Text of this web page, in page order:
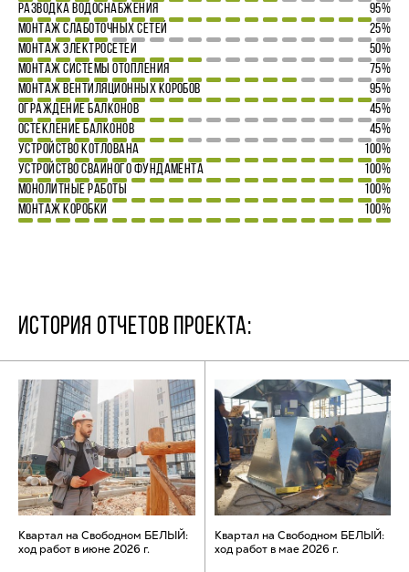
РАЗВОДКА ВОДОСНАБЖЕНИЯ
95%
МОНТАЖ СЛАБОТОЧНЫХ СЕТЕЙ
25%
МОНТАЖ ЭЛЕКТРОСЕТЕЙ
50%
МОНТАЖ СИСТЕМЫ ОТОПЛЕНИЯ
75%
МОНТАЖ ВЕНТИЛЯЦИОННЫХ КОРОБОВ
95%
ОГРАЖДЕНИЕ БАЛКОНОВ
45%
ОСТЕКЛЕНИЕ БАЛКОНОВ
45%
УСТРОЙСТВО КОТЛОВАНА
100%
УСТРОЙСТВО СВАЙНОГО ФУНДАМЕНТА
100%
МОНОЛИТНЫЕ РАБОТЫ
100%
МОНТАЖ КОРОБКИ
100%
ИСТОРИЯ ОТЧЕТОВ ПРОЕКТА:
Квартал на Свободном БЕЛЫЙ:
ход работ в июне 2026 г.
Квартал на Свободном БЕЛЫЙ:
ход работ в мае 2026 г.